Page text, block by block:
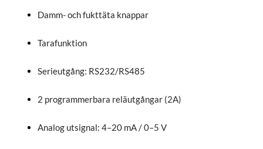
Damm- och fukttäta knappar
Tarafunktion
Serieutgång: RS232/RS485
2 programmerbara reläutgångar (2A)
Analog utsignal: 4–20 mA / 0–5 V